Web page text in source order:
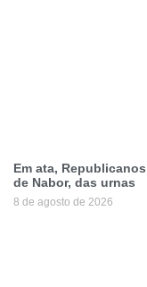
Em ata, Republicanos
de Nabor, das urnas
8 de agosto de 2026